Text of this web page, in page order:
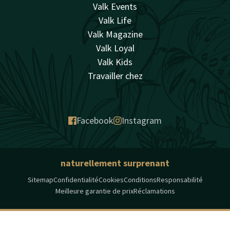
Valk Events
Valk Life
Valk Magazine
Valk Loyal
Valk Kids
Travailler chez
Facebook Instagram
naturellement surprenant
SitemapConfidentialitéCookiesConditionsResponsabilité
Meilleure garantie de prixRéclamations